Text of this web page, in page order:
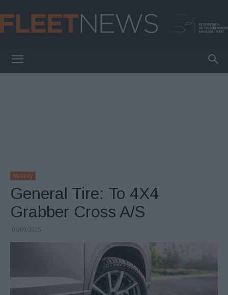
Mobility
General Tire: Το 4Χ4
Grabber Cross A/S
06/09/2025